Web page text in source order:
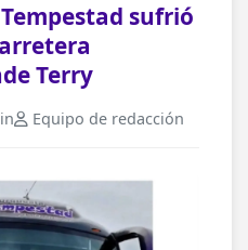
sufrió
Terry
Equipo de redacción